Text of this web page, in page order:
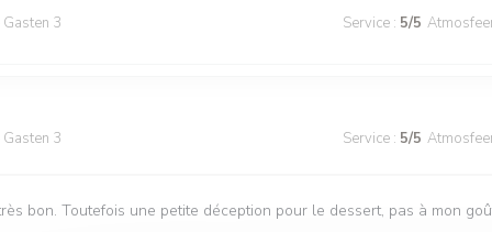
3 Service : 5/5
3 Service : 5/5
bon. Toutefois une petite déception pour le dessert, pas à mon